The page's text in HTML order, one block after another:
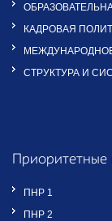
КАДРОВАЯ
СТРУКТУРА И
Приоритетные
ПНР 1
ПНР 2